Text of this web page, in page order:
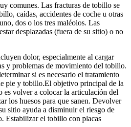
comunes. Las fracturas de tobillo se
caídas, accidentes de coche u otras
dos o los tres maléolos. Las
desplazadas (fuera de su sitio) o no
dolor, especialmente al cargar
y problemas de movimiento del tobillo.
si es necesario el tratamiento
pie y tobillo.El objetivo principal de la
es volver a colocar la articulación del
los huesos para que sanen. Devolver
sitio ayuda a disminuir el riesgo de
Estabilizar el tobillo con placas